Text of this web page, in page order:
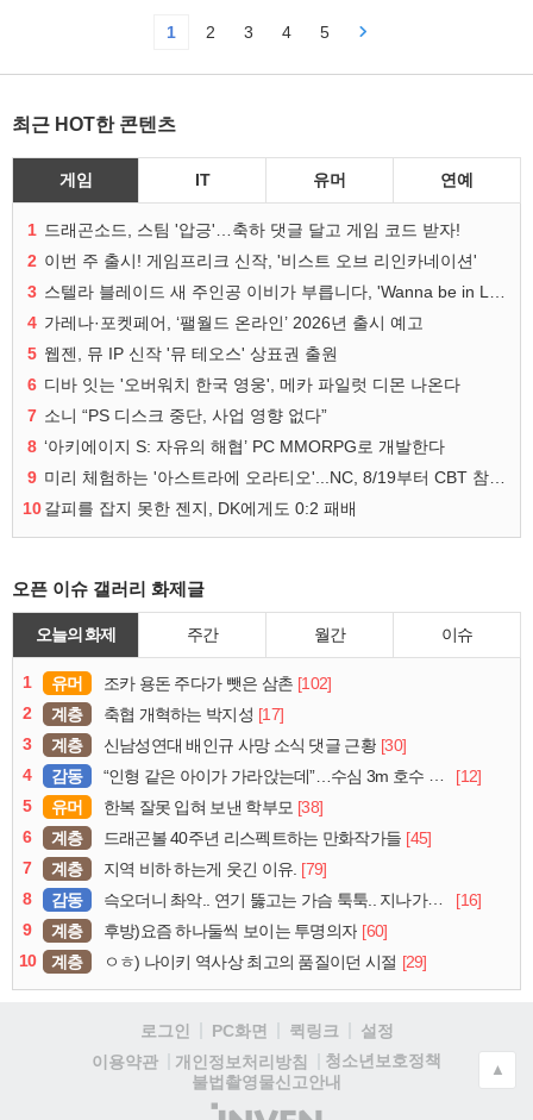
1 2 3 4 5
최근 HOT한 콘텐츠
게임 IT 유머 연예
1 드래곤소드, 스팀 '압긍'…축하 댓글 달고 게임 코드 받자!
2 이번 주 출시! 게임프리크 신작, '비스트 오브 리인카네이션'
3
4 가레나·포켓페어, ‘팰월드 온라인’ 2026년 출시 예고
5 웹젠, 뮤 IP 신작 '뮤 테오스' 상표권 출원
6 디바 잇는 '오버워치 한국 영웅', 메카 파일럿 디몬 나온다
7 소니 “PS 디스크 중단, 사업 영향 없다”
8 ‘아키에이지 S: 자유의 해협’ PC MMORPG로 개발한다
9
10갈피를 잡지 못한 젠지, DK에게도 0:2 패배
오픈 이슈 갤러리 화제글
오늘의 화제 주간 월간 이슈
1 유머 조카 용돈 주다가 뺏은 삼촌 [102]
2
계층 축협 개혁하는 박지성 [17]
3
계층 신남성연대 배인규 사망 소식 댓글 근황 [30]
4
감동 “인형 같은 아이가 가라앉는데”…수심 3m 호수 뛰어든 60대 의인
[12]
5
유머 한복 잘못 입혀 보낸 학부모 [38]
6
계층 드래곤볼 40주년 리스펙트하는 만화작가들 [45]
7
계층 지역 비하 하는게 웃긴 이유. [79]
8
감동 슥오더니 촤악.. 연기 뚫고는 가슴 툭툭.. 지나가던 아재의 정체
[16]
9
계층 후방)요즘 하나둘씩 보이는 투명의자 [60]
10
계층 ㅇㅎ) 나이키 역사상 최고의 품질이던 시절 [29]
로그인 PC화면 퀵링크
설정
이용약관
개인정보처리방침
청소년보호정책
불법촬영물신고안내
(주)
▲